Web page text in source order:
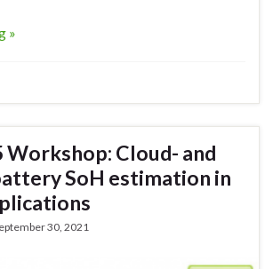
»
Workshop: Cloud- and
SoH estimation in
30, 2021